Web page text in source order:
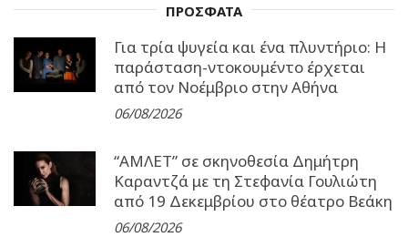
ΠΡΟΣΦΑΤΑ
Για τρία ψυγεία και ένα πλυντήριο: Η
παράσταση-ντοκουμέντο έρχεται
από τον Νοέμβριο στην Αθήνα
06/08/2026
“ΑΜΛΕΤ” σε σκηνοθεσία Δημήτρη
Καραντζά με τη Στεφανία Γουλιώτη
από 19 Δεκεμβρίου στο θέατρο Βεάκη
06/08/2026